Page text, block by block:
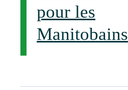
pour les
Manitobains